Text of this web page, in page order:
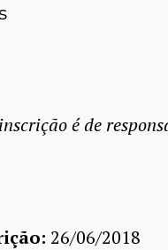
é de
26/06/2018